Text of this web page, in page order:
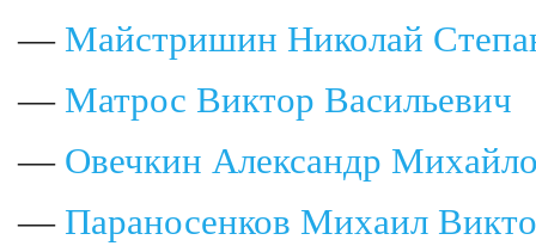
— Майстришин Николай
— Матрос Виктор Васильевич
— Овечкин Александр
— Параносенков Михаил